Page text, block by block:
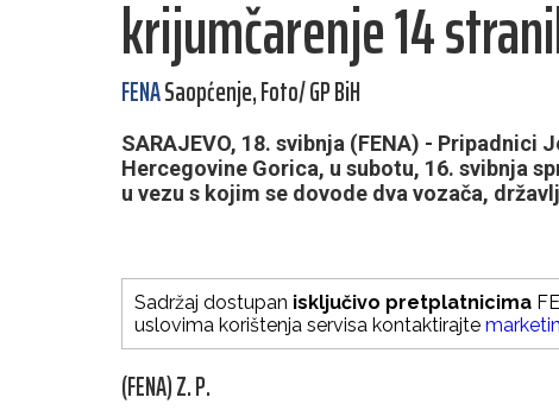
krijumčarenje 14
FENASaopćenje, Foto/ GP BiH
SARAJEVO, 18. svibnja (FENA) - Pripadnici
Hercegovine Gorica, u subotu, 16. svibnja
u vezu s kojim se dovode dva vozača,
Sadržaj dostupan isključivo pretplatnicima
uslovima korištenja servisa kontaktirajte
(FENA) Z. P.